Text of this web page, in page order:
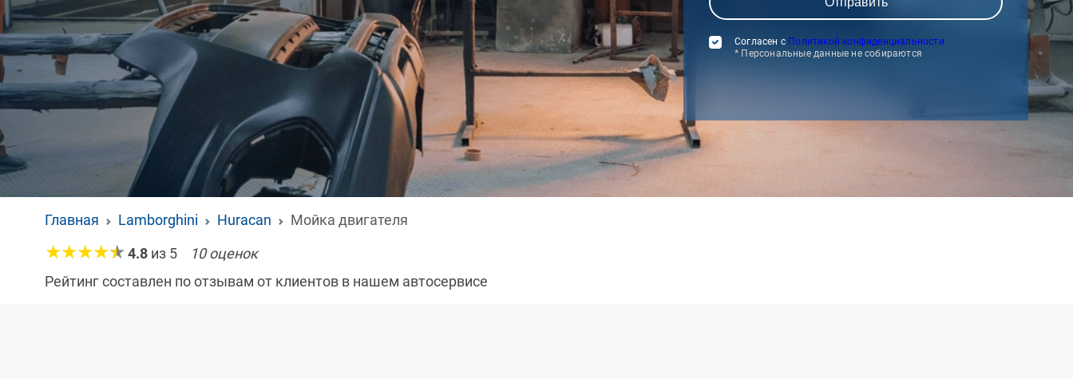
Согласен с Политикой конфиденциальности
* Персональные данные не собираются
Главная Lamborghini Huracan
Мойка двигателя
4.8 из 5 10оценок
Рейтинг составлен по отзывам от клиентов в нашем автосервисе